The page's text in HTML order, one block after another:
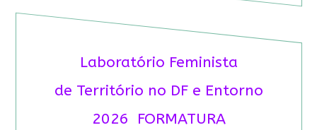
Laboratório Feminista
de Território no DF e Entorno
2026 FORMATURA